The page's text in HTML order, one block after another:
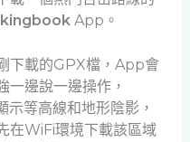
App。
下載的GPX檔，App會
一邊說一邊操作，
示等高線和地形陰影，
在WiFi環境下載該區域